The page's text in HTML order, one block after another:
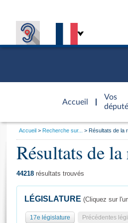
Accueil
d'accueil
Vos
Général
Vous
Accueil Recherche sur... Résultats de la
Résultats de la
44218 résultats trouvés
LÉGISLATURE (Cliquez sur
17e législature Précédentes